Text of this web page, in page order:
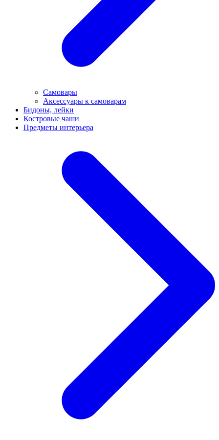
Самовары
Аксессуары к самоварам
Бидоны, лейки
Костровые чаши
Предметы интерьера